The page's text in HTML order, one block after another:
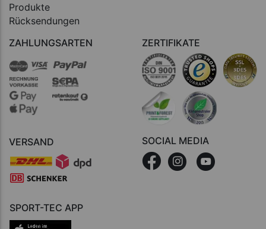
Produkte
Rücksendungen
ZAHLUNGSARTEN
VERSAND
ZERTIFIKATE
SOCIAL MEDIA
SPORT-TEC APP